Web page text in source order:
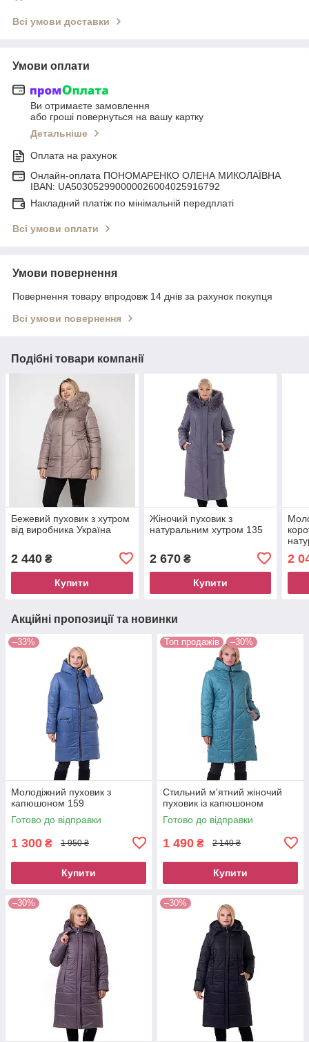
Всі умови доставки
Умови оплати
Ви отримаєте замовлення
або гроші повернуться на вашу картку
Детальніше
Оплата на рахунок
Онлайн-оплата ПОНОМАРЕНКО ОЛЕНА МИКОЛАЇВНА
IBAN: UA503052990000026004025916792
Накладний платіж по мінімальній передплаті
Всі умови оплати
Умови повернення
Повернення товару впродовж 14 днів за рахунок покупця
Всі умови повернення
Подібні товари компанії
Бежевий пуховик з хутром
від виробника Україна
2 440 ₴
Купити
Жіночий пуховик з
натуральним хутром 135
2 670₴
Купити
2
Акційні пропозиції та новинки
–33%
Молодіжний пуховик з
капюшоном 159
Готово до відправки
1 300 ₴ 1 950 ₴
Купити
Топ продажів –30%
Стильний м'ятний жіночий
пуховик із капюшоном
Готово до відправки
1 490 ₴ 2 140 ₴
Купити
–30% –30%